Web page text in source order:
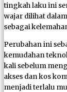
tingkah laku ini
wajar dilihat
sebagai
Perubahan ini
kemudahan
kali sebelum
akses dan kos
menjadi terlalu